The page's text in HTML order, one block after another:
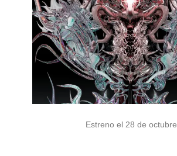
Estreno el 28 de octubre